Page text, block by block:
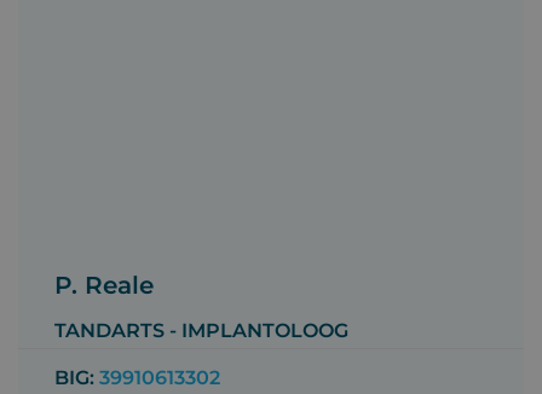
P. Reale
TANDARTS - IMPLANTOLOOG
BIG: 39910613302